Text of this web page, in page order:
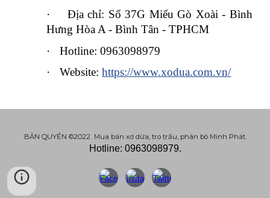
·
Địa chỉ: Số 37G Miếu Gò Xoài - Bình
Hưng Hòa A - Bình Tân - TPHCM
·
Hotline: 0963098979
·
Website: https://www.xodua.com.vn/
BẢN QUYỀN ©2022 Mua bán xơ dừa, tro trấu, phân bò Minh Phát.
Hotline: 0963098979.